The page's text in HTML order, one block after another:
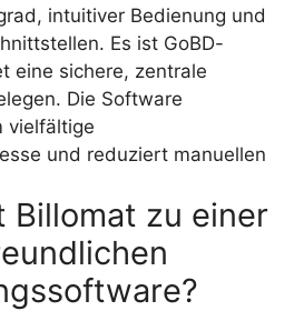
intuitiver Bedienung und
Es ist GoBD-
eine sichere, zentrale
Die Software
vielfältige
und reduziert manuellen
Billomat zu einer